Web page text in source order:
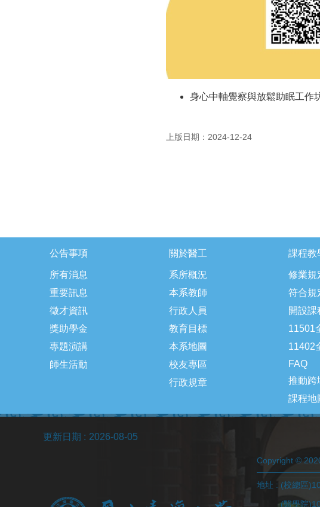
身心中軸覺察與放鬆助眠工作
上版日期：2024-12-24
公告事項
所有消息
重要訊息
徵才資訊
獎助學金
專題演講
師生活動
關於醫工
系所概況
本系教師
行政人員
教育目標
本系地圖
校友專區
行政規章
課程教
修業規
符合規
開設課
11501
11402
FAQ
推動跨
課程地
更新日期 2026-08-05
Copyright ©
地址 : (校總區
(醫學院)100台